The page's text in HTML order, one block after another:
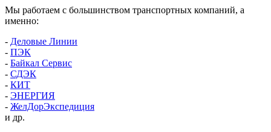
Мы работаем с большинством транспортных компаний, а
именно:
- Деловые Линии
- ПЭК
- Байкал Сервис
- СДЭК
- КИТ
- ЭНЕРГИЯ
- ЖелДорЭкспедиция
и др.